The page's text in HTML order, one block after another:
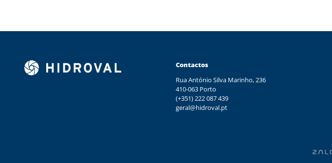
Contactos
Rua António Silva Marinho, 236
410-063 Porto
(+351) 222 087 439
geral@hidroval.pt